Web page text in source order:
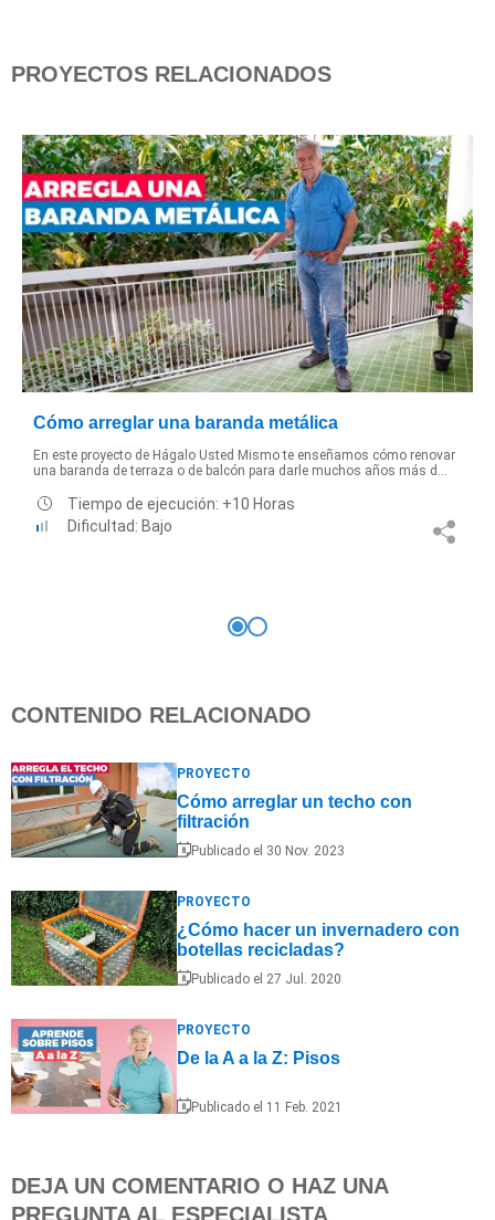
PROYECTOS RELACIONADOS
Cómo arreglar una baranda metálica
En este proyecto de Hágalo Usted Mismo te enseñamos cómo renovar
una baranda de terraza o de balcón para darle muchos años más d...
Tiempo de ejecución: +10 Horas
Dificultad: Bajo
CONTENIDO RELACIONADO
PROYECTO
Cómo arreglar un techo con
filtración
Publicado el 30 Nov. 2023
PROYECTO
¿Cómo hacer un invernadero con
botellas recicladas?
Publicado el 27 Jul. 2020
PROYECTO
De la A a la Z: Pisos
Publicado el 11 Feb. 2021
DEJA UN COMENTARIO O HAZ UNA
PREGUNTA AL ESPECIALISTA